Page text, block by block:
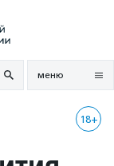
меню
18+